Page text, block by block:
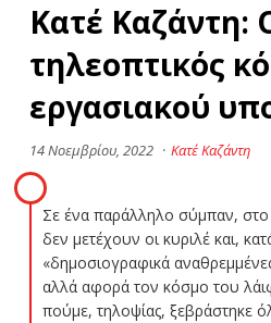
Κατέ Καζάντη:
τηλεοπτικός
εργασιακού
14 Νοεμβρίου, 2022 · Κατέ Καζάντη
Σε ένα παράλληλο σύμπαν, στο
δεν μετέχουν οι κυριλέ και,
«δημοσιογραφικά
αλλά αφορά τον κόσμο του λάιφ
πούμε, τηλοψίας, ξεβράστηκε